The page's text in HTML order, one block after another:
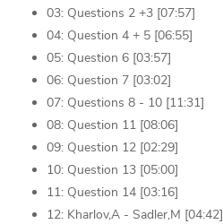
03: Questions 2 +3 [07:57]
04: Question 4 + 5 [06:55]
05: Question 6 [03:57]
06: Question 7 [03:02]
07: Questions 8 - 10 [11:31]
08: Question 11 [08:06]
09: Question 12 [02:29]
10: Question 13 [05:00]
11: Question 14 [03:16]
12: Kharlov,A - Sadler,M [04:42]